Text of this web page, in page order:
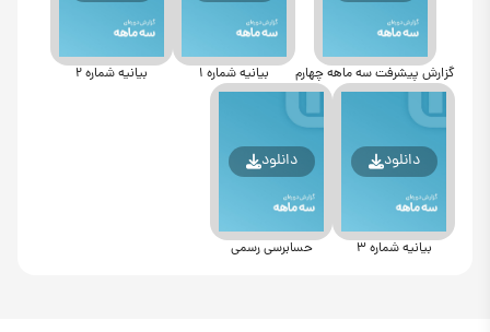
گزارش پیشرفت سه ماهه چهارم بیانیه شماره 1 بیانیه شماره 2
دانلود
بیانیه شماره 3
دانلود
حسابرسی رسمی